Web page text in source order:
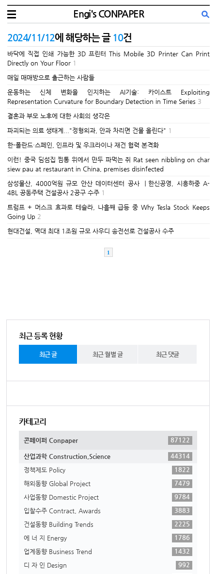
Engi's CONPAPER
2024/11/12에 해당하는 글 10건
바닥에 직접 인쇄 가능한 3D 프린터 This Mobile 3D Printer Can Print
Directly on Your Floor 1
매일 매매방으로 출근하는 사람들
운동하는 신체 변화을 인지하는 AI기술: 카이스트 Exploiting
Representation Curvature for Boundary Detection in Time Series 3
결혼과 부모 노후에 대한 사회의 생각은
파괴되는 의료 생태계..."정형외과, 안과 차리면 건물 올린다" 1
한-폴란드·스페인, 인프라 및 우크라이나 재건 협력 본격화
이런! 중국 딤섬집 찜통 위에서 만두 파먹는 쥐 Rat seen nibbling on char
siew pau at restaurant in China, premises disinfected
삼성물산, 4000억원 규모 안산 데이터센터 공사 ㅣ한신공영, 시흥하중 A-
4BL 공동주택 건설공사 2공구 수주 1
트럼프 + 머스크 효과로 테슬라, 나흘째 급등 중 Why Tesla Stock Keeps
Going Up 2
현대건설, 역대 최대 1조원 규모 사우디 송전선로 건설공사 수주
1
최근 등록 현황
최근 글 최근 월별 글 최근 댓글
카테고리
콘페이퍼 Conpaper 87122
산업과학 Construction,Science
44314
정책제도 Policy
1822
해외동향 Global Project
7479
사업동향 Domestic Project
9784
입찰수주 Contract, Awards
3883
건설동향 Building Trends
2225
에 너 지 Energy
1786
업계동향 Business Trend
1432
디 자 인 Design
992